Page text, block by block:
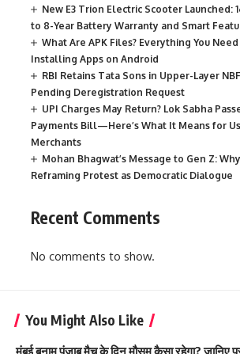
New E3 Trion Electric Scooter Launched:
to 8-Year Battery Warranty and Smart
What Are APK Files? Everything You
Installing Apps on Android
RBI Retains Tata Sons in Upper-Layer
Pending Deregistration Request
UPI Charges May Return? Lok Sabha
Payments Bill—Here’s What It Means for
Merchants
Mohan Bhagwat’s Message to Gen Z:
Reframing Protest as Democratic Dialogue
Recent Comments
No comments to show.
You Might Also Like
मुंबई बनाम पंजाब मैच के दिन मौसम कैसा रहेगा? जानिए